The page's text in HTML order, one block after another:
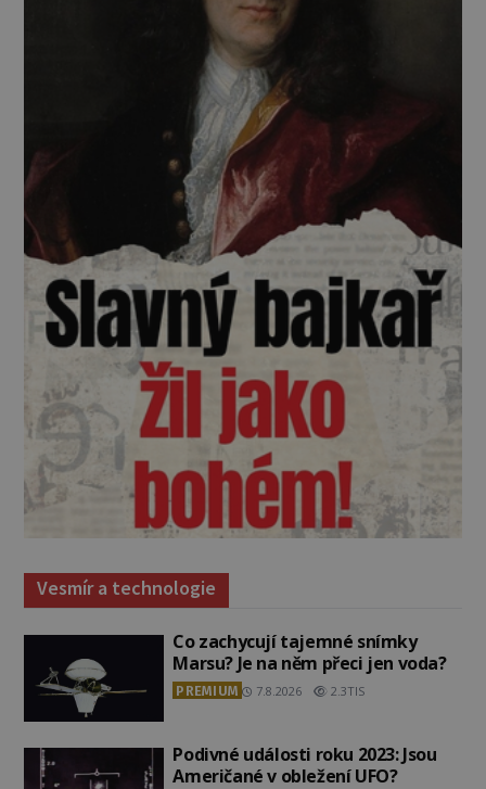
Vesmír a technologie
Co zachycují tajemné snímky
Marsu? Je na něm přeci jen voda?
PREMIUM 7.8.2026 2.3TIS
Podivné události roku 2023: Jsou
Američané v obležení UFO?